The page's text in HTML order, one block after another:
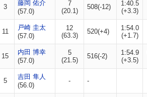
3
藤岡 佑介
(57.0)
7
(20.1)
508(-12)
1:40.5
(+3.3)
11
戸崎 圭太
(57.0)
12
(63.3)
520(+4)
1:54.0
(+1.7)
15
内田 博幸
(57.0)
5
(21.5)
516(-2)
1:54.9
(+3.5)
5
吉田 隼人
(56.0)
- -